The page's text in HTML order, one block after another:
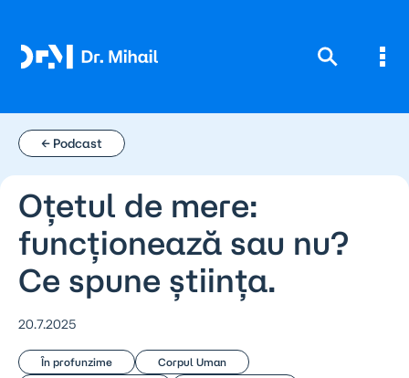
content
← Podcast
Oțetul de mere:
funcționează sau nu?
Ce spune știința.
20.7.2025
În profunzime Corpul Uman